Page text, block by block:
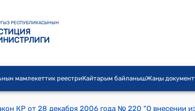
РЕСПУБЛИКАСЫНЫН
мамлекеттик реестриКайтарым байланышЖаңы